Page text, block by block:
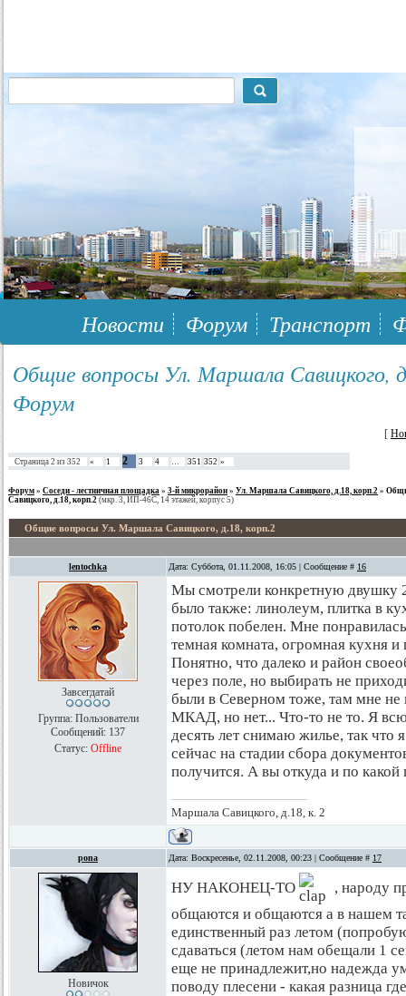
117148, г.Москва, ЮЗАО, муниципальный район Южное Бутово
Новости Форум Транспорт
Общие вопросы Ул. Маршала Савицкого,
Форум
[
Страница 2 из 352 « 1 2 3 4 … 351 352 »
Форум » Соседи - лестничная площадка » 3-й микрорайон » Ул. Маршала Савицкого, д.18, корп.2 »
Савицкого, д.18, корп.2 (мкр. 3, ИП-46С, 14 этажей, корпус 5)
Общие вопросы Ул. Маршала Савицкого, д.18, корп.2
lentochka Дата: Суббота, 01.11.2008, 16:05 | Сообщение # 16
Завсегдатай
Группа: Пользователи
Сообщений: 137
Статус: Offline
Мы смотрели конкретную двушку
было также: линолеум, плитка в
потолок побелен. Мне
темная комната, огромная кухня и
Понятно, что далеко и район
через поле, но выбирать не
были в Северном тоже, там мне не
МКАД, но нет... Что-то не то. Я
десять лет снимаю жилье, так что
сейчас на стадии сбора
получится. А вы откуда и по
Маршала Савицкого, д.18, к. 2
pona Дата: Воскресенье, 02.11.2008, 00:23 | Сообщение # 17
Новичок
НУ НАКОНЕЦ-ТО
, народу
общаются и общаются а в нашем
единственный раз летом
сдаваться (летом нам обещали 1
еще не принадлежит,но надежда
поводу плесени - какая разница